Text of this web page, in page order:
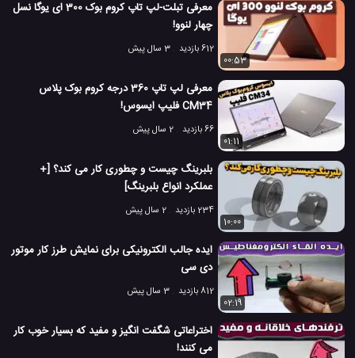
معرفی تبلت-لپ تاپ کروم بوک 300 ای یوگا نسل
چهار لنوو!
612 بازدید
3 سال پیش
00:53
معرفی لپ تاپ 360 درجه کروم بوک پلاس
CM34 فلیپ ایسوس!
66 بازدید
2 سال پیش
01:11
بلبرینگ چیست و چطوری کار می کند؟ [+
عملکرد انواع بلبرینگ]
234 بازدید
2 سال پیش
10:00
ایده جالب الکترونیکی برای نمایش طرز کار موتور
دی سی
812 بازدید
3 سال پیش
02:19
اختراعاتی شگفت انگیز و مفید که بسیار خوب کار
می کنند!